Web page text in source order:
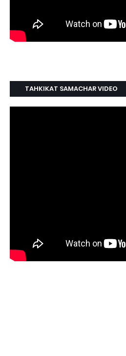
TAHKIKAT SAMACHAR VIDEO